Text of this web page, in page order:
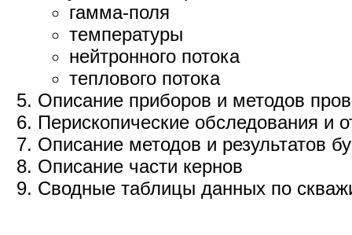
гамма-поля
температуры
нейтронного потока
теплового потока
Описание приборов и методов
Перископические обследования и
Описание методов и результатов
Описание части кернов
Сводные таблицы данных по